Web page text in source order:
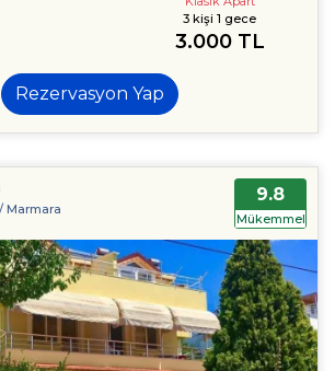
3 kişi 1 gece
3.000 TL
Rezervasyon Yap
Marmara
9.8
Mükemmel